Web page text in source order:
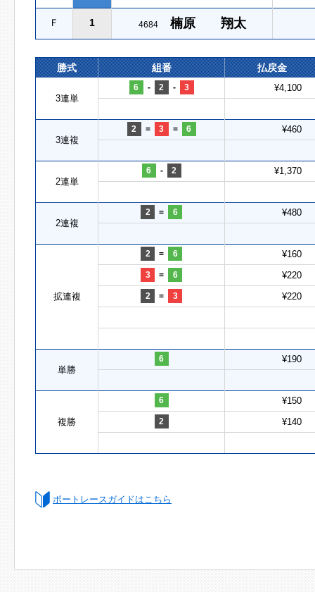
Ｆ 1 4684 楠原 翔太
勝式 組番 払戻金
3連単
6 - 2 - 3 ¥4,100
3連複
2 = 3 = 6 ¥460
2連単
6 - 2 ¥1,370
2連複
2 = 6 ¥480
拡連複
2 = 6 ¥160
3 = 6 ¥220
2 = 3 ¥220
単勝
6 ¥190
複勝
6 ¥150
2 ¥140
ボートレースガイドはこちら